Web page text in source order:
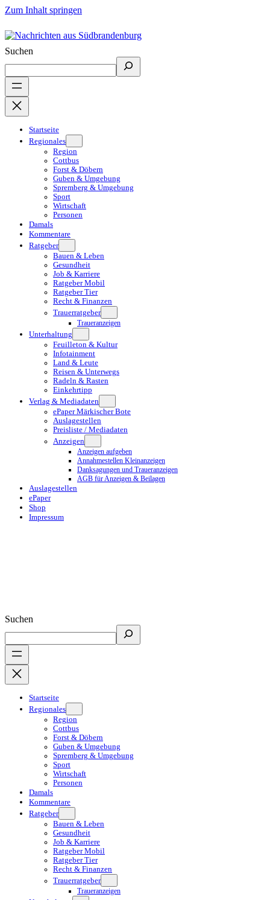
Zum Inhalt springen
Suchen
Startseite
Regionales
Region
Cottbus
Forst & Döbern
Guben & Umgebung
Spremberg & Umgebung
Sport
Wirtschaft
Personen
Damals
Kommentare
Ratgeber
Bauen & Leben
Gesundheit
Job & Karriere
Ratgeber Mobil
Ratgeber Tier
Recht & Finanzen
Trauerratgeber
Traueranzeigen
Unterhaltung
Feuilleton & Kultur
Infotainment
Land & Leute
Reisen & Unterwegs
Radeln & Rasten
Einkehrtipp
Verlag & Mediadaten
ePaper Märkischer Bote
Auslagestellen
Preisliste / Mediadaten
Anzeigen
Anzeigen aufgeben
Annahmestellen Kleinanzeigen
Danksagungen und Traueranzeigen
AGB für Anzeigen & Beilagen
Auslagestellen
ePaper
Shop
Impressum
Suchen
Startseite
Regionales
Region
Cottbus
Forst & Döbern
Guben & Umgebung
Spremberg & Umgebung
Sport
Wirtschaft
Personen
Damals
Kommentare
Ratgeber
Bauen & Leben
Gesundheit
Job & Karriere
Ratgeber Mobil
Ratgeber Tier
Recht & Finanzen
Trauerratgeber
Traueranzeigen